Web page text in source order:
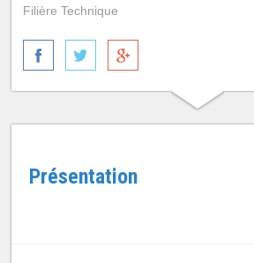
Filière Technique
Présentation